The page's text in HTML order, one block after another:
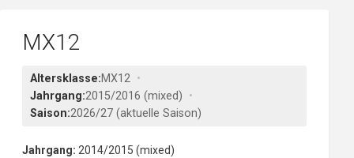
MX12
Altersklasse:MX12
Jahrgang:2015/2016 (mixed)
Saison:2026/27 (aktuelle Saison)
Jahrgang: 2014/2015 (mixed)